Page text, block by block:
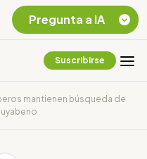
Suscribirse
mantienen búsqueda de
Pregunta a IA
Chevron Ecuador